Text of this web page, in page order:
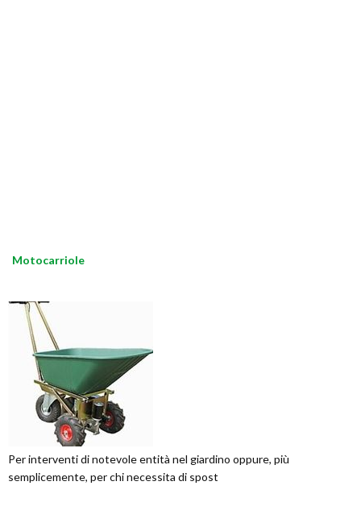
Motocarriole
Per interventi di notevole entità nel giardino oppure, più
semplicemente, per chi necessita di spost